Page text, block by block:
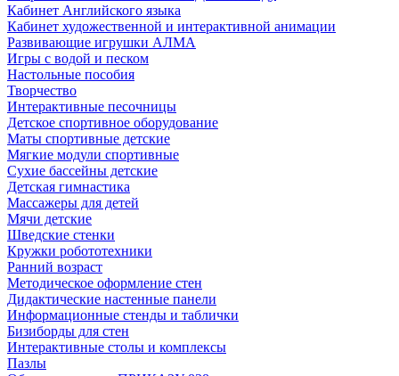
Кабинет Английского языка
Кабинет художественной и интерактивной анимации
Развивающие игрушки АЛМА
Игры с водой и песком
Настольные пособия
Творчество
Интерактивные песочницы
Детское спортивное оборудование
Маты спортивные детские
Мягкие модули спортивные
Сухие бассейны детские
Детская гимнастика
Массажеры для детей
Мячи детские
Шведские стенки
Кружки робототехники
Ранний возраст
Методическое оформление стен
Дидактические настенные панели
Информационные стенды и таблички
Бизиборды для стен
Интерактивные столы и комплексы
Пазлы